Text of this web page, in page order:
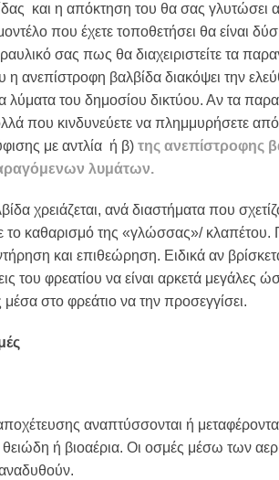
και η απόκτηση του θα σας γλυτώσει
που έχετε τοποθετήσει θα είναι
σας πως θα διαχειριστείτε τα
ανεπίστροφη βαλβίδα διακόψει την
λύματα του δημοσίου δικτύου. Αν τα
που κινδυνεύετε να πλημμυρήσετε
με αντλία ή β) της ανεπίστροφης
λυμάτων.
χρειάζεται, ανά διαστήματα που
το καθαρισμό της «γλώσσας»/ κλαπέτου.
και επιθεώρηση. Ειδικά αν
του φρεατίου να είναι αρκετά μεγάλες
μέσα στο φρεάτιο να την προσεγγίσει.
αναπτύσσονται ή
θειώδη ή βιοαέρια. Οι οσμές μέσω των